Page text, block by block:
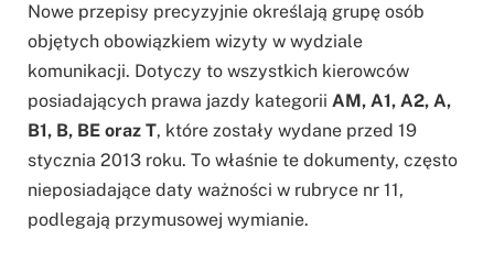
Nowe przepisy precyzyjnie określają grupę osób
objętych obowiązkiem wizyty w wydziale
komunikacji. Dotyczy to wszystkich kierowców
posiadających prawa jazdy kategorii AM, A1, A2, A,
B1, B, BE oraz T, które zostały wydane przed 19
stycznia 2013 roku. To właśnie te dokumenty, często
nieposiadające daty ważności w rubryce nr 11,
podlegają przymusowej wymianie.